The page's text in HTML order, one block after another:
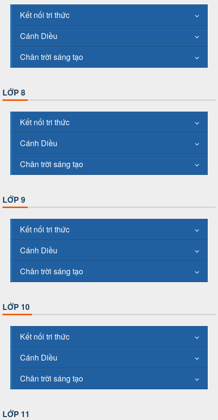
Kết nối tri thức
Cánh Diều
Chân trời sáng tạo
LỚP 8
Kết nối tri thức
Cánh Diều
Chân trời sáng tạo
LỚP 9
Kết nối tri thức
Cánh Diều
Chân trời sáng tạo
LỚP 10
Kết nối tri thức
Cánh Diều
Chân trời sáng tạo
LỚP 11